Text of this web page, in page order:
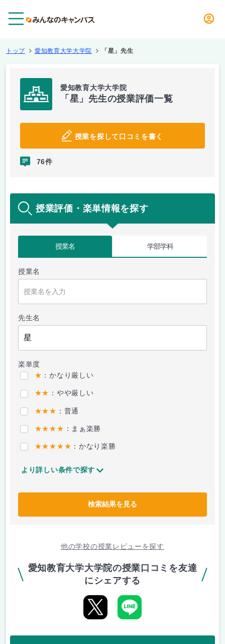
トップ 愛知教育大学大学院 「星」先生
愛知教育大学大学院
「星」先生の授業評価一覧
授業を探して口コミを書く
76件
授業評価・楽単情報を探す
授業名 学部学科
授業名
先生名
楽単度
★ ：かなり厳しい
★★ ：やや厳しい
★★★ ：普通
★★★★ ：まぁ楽勝
★★★★★ ：かなり楽勝
より詳しい条件で探す
検索結果を見る
他の学校の授業レビューを探す
愛知教育大学大学院の授業口コミを友達
にシェアする